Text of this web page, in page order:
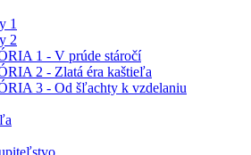
1
2
1 - V prúde stáročí
2 - Zlatá éra kaštieľa
3 - Od šľachty k vzdelaniu